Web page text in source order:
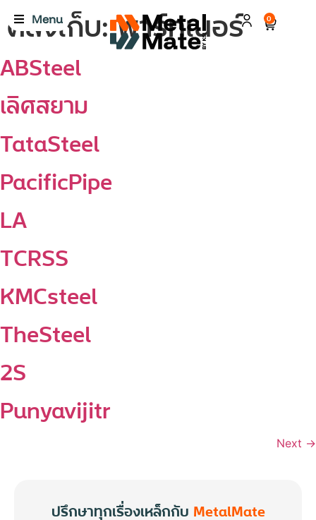
Menu 0
คลังเก็บ:พาร์ทเนอร์
ABSteel
เลิศสยาม
TataSteel
PacificPipe
LA
TCRSS
KMCsteel
TheSteel
2S
Punyavijitr
Next →
ปรึกษาทุกเรื่องเหล็กกับ MetalMate